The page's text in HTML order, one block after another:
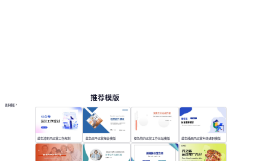
推荐模版
更多模板
蓝色清新风运营工作规划 蓝色扁平运营报告模版 橙色简约运营工作总结模版 蓝色插画风运营年终述职模版